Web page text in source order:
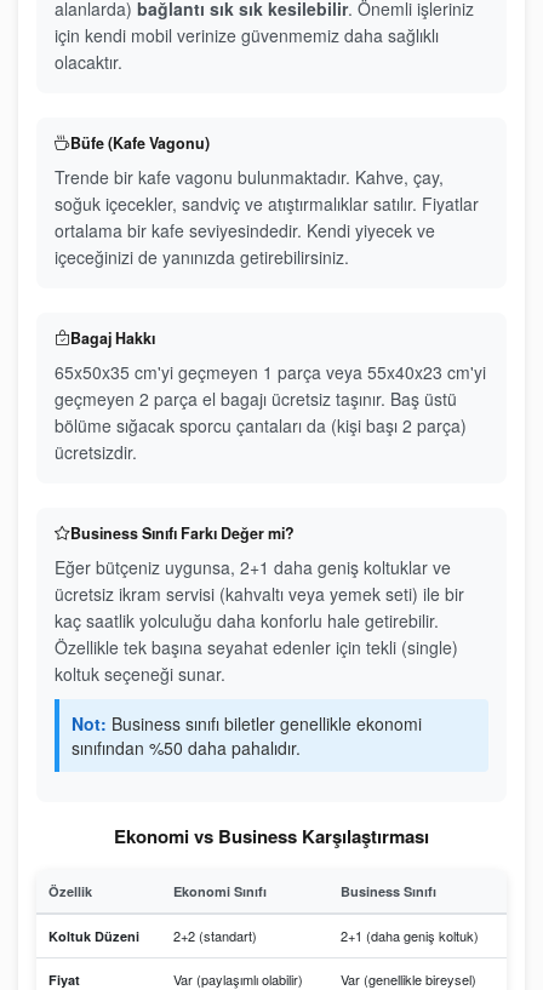
alanlarda) bağlantı sık sık kesilebilir. Önemli işleriniz
için kendi mobil verinize güvenmemiz daha sağlıklı
olacaktır.
Büfe (Kafe Vagonu)
Trende bir kafe vagonu bulunmaktadır. Kahve, çay,
soğuk içecekler, sandviç ve atıştırmalıklar satılır. Fiyatlar
ortalama bir kafe seviyesindedir. Kendi yiyecek ve
içeceğinizi de yanınızda getirebilirsiniz.
Bagaj Hakkı
65x50x35 cm'yi geçmeyen 1 parça veya 55x40x23 cm'yi
geçmeyen 2 parça el bagajı ücretsiz taşınır. Baş üstü
bölüme sığacak sporcu çantaları da (kişi başı 2 parça)
ücretsizdir.
Business Sınıfı Farkı Değer mi?
Eğer bütçeniz uygunsa, 2+1 daha geniş koltuklar ve
ücretsiz ikram servisi (kahvaltı veya yemek seti) ile bir
kaç saatlik yolculuğu daha konforlu hale getirebilir.
Özellikle tek başına seyahat edenler için tekli (single)
koltuk seçeneği sunar.
Not: Business sınıfı biletler genellikle ekonomi
sınıfından %50 daha pahalıdır.
Ekonomi vs Business Karşılaştırması
Özellik Ekonomi Sınıfı Business Sınıfı
Koltuk Düzeni 2+2 (standart) 2+1 (daha geniş koltuk)
Fiyat Var (paylaşımlı olabilir) Var (genellikle bireysel)